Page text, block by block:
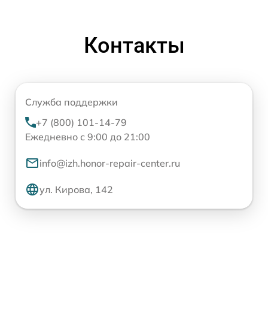
Контакты
Служба поддержки
+7 (800) 101-14-79
Ежедневно с 9:00 до 21:00
info@izh.honor-repair-center.ru
ул. Кирова, 142